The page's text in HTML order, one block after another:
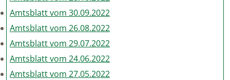
Amtsblatt vom 30.09.2022
Amtsblatt vom 26.08.2022
Amtsblatt vom 29.07.2022
Amtsblatt vom 24.06.2022
Amtsblatt vom 27.05.2022